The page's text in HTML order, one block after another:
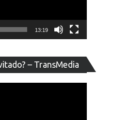
13:19
– TransMedia
de
vídeo